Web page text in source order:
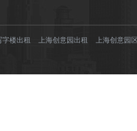
字楼出租 上海创意园出租 上海创意园